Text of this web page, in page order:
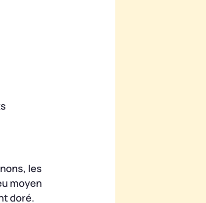
les
moyen
doré.